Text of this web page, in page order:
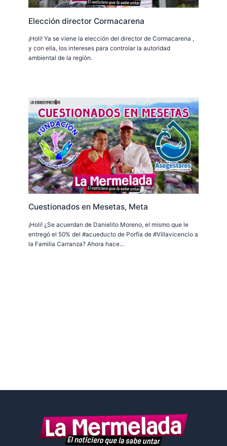
Elección director Cormacarena
¡Holi! Ya se viene la elección del director de Cormacarena ,
y con ella, los intereses para controlar la autoridad
ambiental de la región.
Cuestionados en Mesetas, Meta
¡Holi! ¿Se acuerdan de Danielito Moreno, el mismo que le
entregó el 50% del #acueducto de Porfía de #Villavicencio a
la Familia Carranza? Ahora hace…